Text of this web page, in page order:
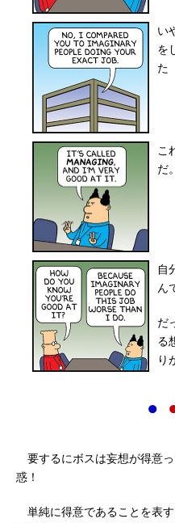
い
を
た
こ
だ
自
ん
だ
る
り
●
要するにボスは妄想が得意
惑！
単純に得意であることを表